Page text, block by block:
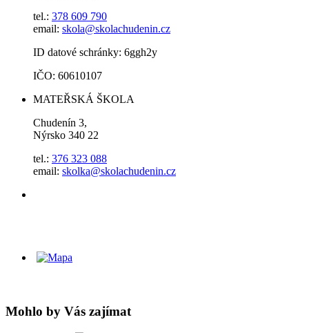
tel.: 378 609 790
email: skola@skolachudenin.cz
ID datové schránky: 6ggh2y
IČO: 60610107
MATEŘSKÁ ŠKOLA
Chudenín 3,
Nýrsko 340 22
tel.: 376 323 088
email: skolka@skolachudenin.cz
Mohlo by Vás zajímat